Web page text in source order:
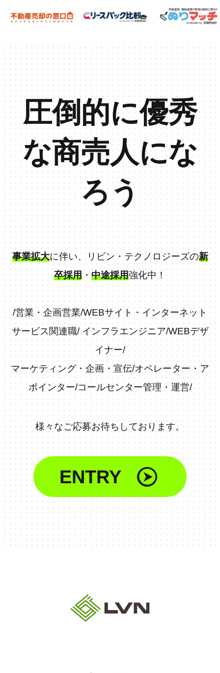
圧倒的に優秀
な商売人にな
ろう
事業拡大に伴い、リビン・テクノロジーズの新
卒採用 ・中途採用強化中！
/営業・企画営業/WEBサイト・インターネット
サービス関連職/インフラエンジニア/WEBデザ
イナー/
マーケティング・企画・宣伝/オペレーター・ア
ポインター/コールセンター管理・運営/
様々なご応募お待ちしております。
ENTRY